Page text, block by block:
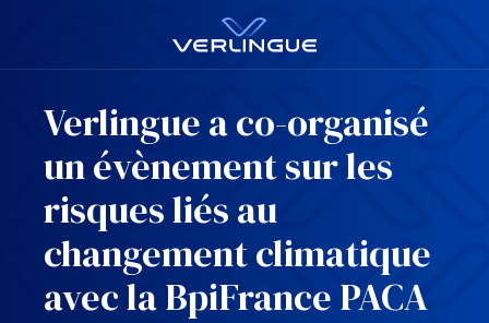
Verlingue a co-organisé
un évènement sur les
risques liés au
changement climatique
avec la BpiFrance PACA